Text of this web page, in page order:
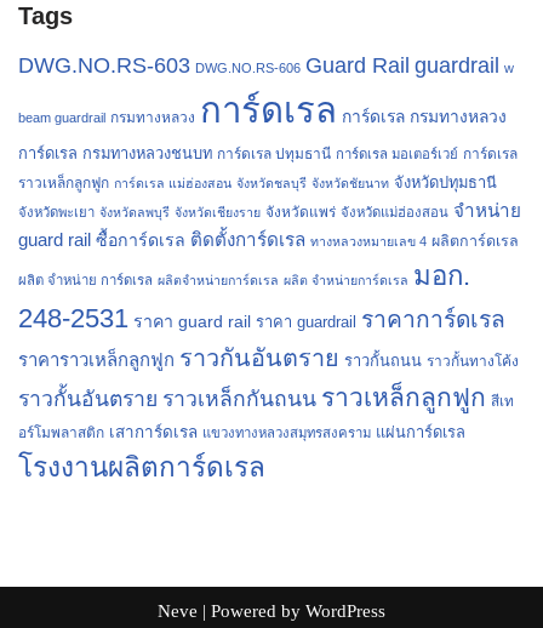
Tags
DWG.NO.RS-603 DWG.NO.RS-606 Guard Rail guardrail w
beam guardrail กรมทางหลวง การ์ดเรล การ์ดเรล กรมทางหลวง
การ์ดเรล กรมทางหลวงชนบท การ์ดเรล ปทุมธานี การ์ดเรล มอเตอร์เวย์ การ์ดเรล
ราวเหล็กลูกฟูก การ์ดเรล แม่ฮ่องสอน จังหวัดชลบุรี จังหวัดชัยนาท จังหวัดปทุมธานี
จังหวัดพะเยา จังหวัดลพบุรี จังหวัดเชียงราย จังหวัดแพร่ จังหวัดแม่ฮ่องสอน จำหน่าย
guard rail ซื้อการ์ดเรล ติดตั้งการ์ดเรล ทางหลวงหมายเลข 4 ผลิตการ์ดเรล
ผลิต จำหน่าย การ์ดเรล ผลิตจำหน่ายการ์ดเรล ผลิต จำหน่ายการ์ดเรล มอก.
248-2531 ราคา guard rail ราคา guardrail ราคาการ์ดเรล
ราคาราวเหล็กลูกฟูก ราวกันอันตราย ราวกั้นถนน ราวกั้นทางโค้ง
ราวกั้นอันตราย ราวเหล็กกันถนน ราวเหล็กลูกฟูก สีเท
อร์โมพลาสติก เสาการ์ดเรล แขวงทางหลวงสมุทรสงคราม แผ่นการ์ดเรล
โรงงานผลิตการ์ดเรล
Neve | Powered by WordPress